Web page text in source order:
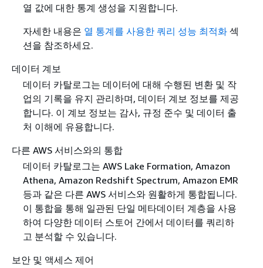
열 값에 대한 통계 생성을 지원합니다.
자세한 내용은 열 통계를 사용한 쿼리 성능 최적화섹
션을 참조하세요.
데이터 계보
데이터 카탈로그는 데이터에 대해 수행된 변환 및 작
업의 기록을 유지 관리하며, 데이터 계보 정보를 제공
합니다. 이 계보 정보는 감사, 규정 준수 및 데이터 출
처 이해에 유용합니다.
다른 AWS 서비스와의 통합
데이터 카탈로그는 AWS Lake Formation, Amazon
Athena, Amazon Redshift Spectrum, Amazon EMR
등과 같은 다른 AWS 서비스와 원활하게 통합됩니다.
이 통합을 통해 일관된 단일 메타데이터 계층을 사용
하여 다양한 데이터 스토어 간에서 데이터를 쿼리하
고 분석할 수 있습니다.
보안 및 액세스 제어